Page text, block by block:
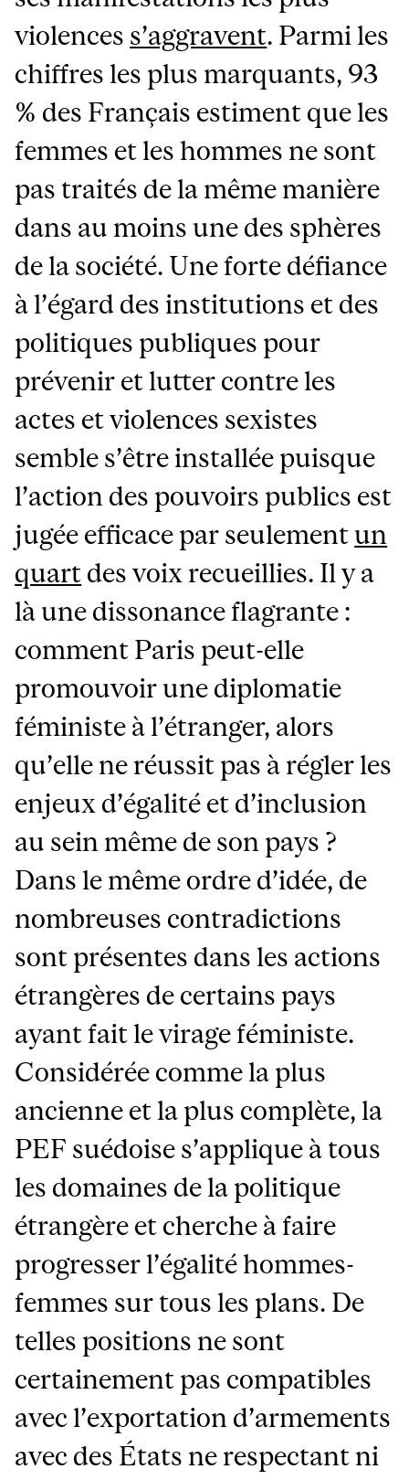
violences s’aggravent. Parmi les
chiffres les plus marquants, 93
% des Français estiment que les
femmes et les hommes ne sont
pas traités de la même manière
dans au moins une des sphères
de la société. Une forte défiance
à l’égard des institutions et des
politiques publiques pour
prévenir et lutter contre les
actes et violences sexistes
semble s’être installée puisque
l’action des pouvoirs publics est
jugée efficace par seulementun
quart des voix recueillies. Il y a
là une dissonance flagrante :
comment Paris peut-elle
promouvoir une diplomatie
féministe à l’étranger, alors
qu’elle ne réussit pas à régler les
enjeux d’égalité et d’inclusion
au sein même de son pays ?
Dans le même ordre d’idée, de
nombreuses contradictions
sont présentes dans les actions
étrangères de certains pays
ayant fait le virage féministe.
Considérée comme la plus
ancienne et la plus complète, la
PEF suédoise s’applique à tous
les domaines de la politique
étrangère et cherche à faire
progresser l’égalité hommes-
femmes sur tous les plans. De
telles positions ne sont
certainement pas compatibles
avec l’exportation d’armements
avec des États ne respectant ni